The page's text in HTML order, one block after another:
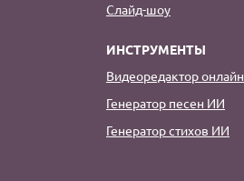
Слайд-шоу
ИНСТРУМЕНТЫ
Видеоредактор онлайн
Генератор песен ИИ
Генератор стихов ИИ